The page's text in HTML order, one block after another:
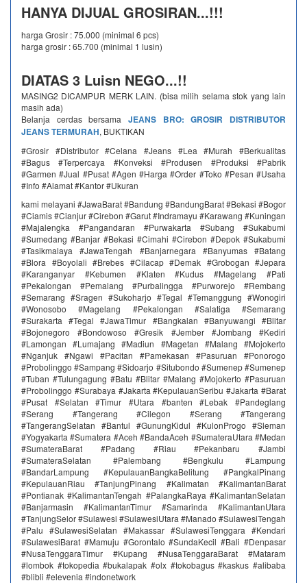
HANYA DIJUAL GROSIRAN...!!!
harga Grosir : 75.000 (minimal 6 pcs)
harga grosir : 65.700 (minimal 1 lusin)
DIATAS 3 Luisn NEGO...!!
MASING2 DICAMPUR MERK LAIN. (bisa milih selama stok yang lain
masih ada)
Belanja cerdas bersama JEANS BRO: GROSIR DISTRIBUTOR
JEANS TERMURAH, BUKTIKAN
#Grosir #Distributor #Celana #Jeans #Lea #Murah #Berkualitas
#Bagus #Terpercaya #Konveksi #Produsen #Produksi #Pabrik
#Garmen #Jual #Pusat #Agen #Harga #Order #Toko #Pesan #Usaha
#Info #Alamat #Kantor #Ukuran
kami melayani #JawaBarat #Bandung #BandungBarat #Bekasi #Bogor
#Ciamis #Cianjur #Cirebon #Garut #Indramayu #Karawang #Kuningan
#Majalengka #Pangandaran #Purwakarta #Subang #Sukabumi
#Sumedang #Banjar #Bekasi #Cimahi #Cirebon #Depok #Sukabumi
#Tasikmalaya #JawaTengah #Banjarnegara #Banyumas #Batang
#Blora #Boyolali #Brebes #Cilacap #Demak #Grobogan #Jepara
#Karanganyar #Kebumen #Klaten #Kudus #Magelang #Pati
#Pekalongan #Pemalang #Purbalingga #Purworejo #Rembang
#Semarang #Sragen #Sukoharjo #Tegal #Temanggung #Wonogiri
#Wonosobo #Magelang #Pekalongan #Salatiga #Semarang
#Surakarta #Tegal #JawaTimur #Bangkalan #Banyuwangi #Blitar
#Bojonegoro #Bondowoso #Gresik #Jember #Jombang #Kediri
#Lamongan #Lumajang #Madiun #Magetan #Malang #Mojokerto
#Nganjuk #Ngawi #Pacitan #Pamekasan #Pasuruan #Ponorogo
#Probolinggo #Sampang #Sidoarjo #Situbondo #Sumenep #Sumenep
#Tuban #Tulungagung #Batu #Blitar #Malang #Mojokerto #Pasuruan
#Probolinggo #Surabaya #Jakarta #KepulauanSeribu #Jakarta #Barat
#Pusat #Selatan #Timur #Utara #banten #Lebak #Pandeglang
#Serang #Tangerang #Cilegon #Serang #Tangerang
#TangerangSelatan #Bantul #GunungKidul #KulonProgo #Sleman
#Yogyakarta #Sumatera #Aceh #BandaAceh #SumateraUtara #Medan
#SumateraBarat #Padang #Riau #Pekanbaru #Jambi
#SumateraSelatan #Palembang #Bengkulu #Lampung
#BandarLampung #KepulauanBangkaBelitung #PangkalPinang
#KepulauanRiau #TanjungPinang #Kalimatan #KalimantanBarat
#Pontianak #KalimantanTengah #PalangkaRaya #KalimantanSelatan
#Banjarmasin #KalimantanTimur #Samarinda #KalimantanUtara
#TanjungSelor #Sulawesi #SulawesiUtara #Manado #SulawesiTengah
#Palu #SulawesiSelatan #Makassar #SulawesiTenggara #Kendari
#SulawesiBarat #Mamuju #Gorontalo #SundaKecil #Bali #Denpasar
#NusaTenggaraTimur #Kupang #NusaTenggaraBarat #Mataram
#lombok #tokopedia #bukalapak #olx #tokobagus #kaskus #alibaba
#blibli #elevenia #indonetwork